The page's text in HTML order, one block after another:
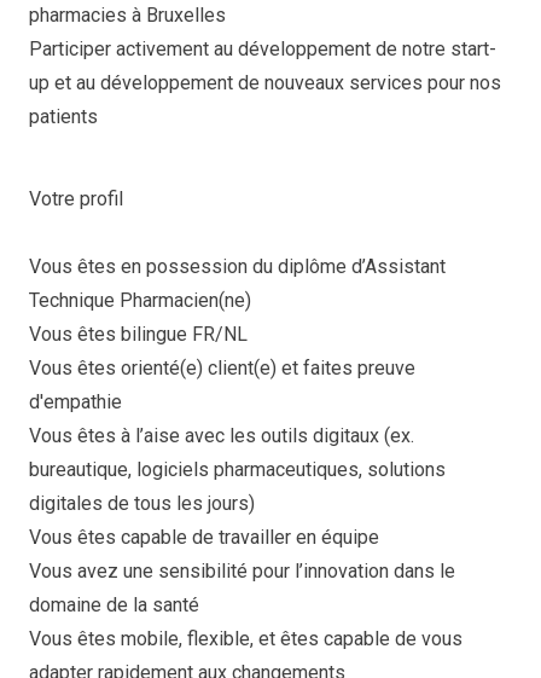
pharmacies à Bruxelles
Participer activement au développement de notre start-
up et au développement de nouveaux services pour nos
patients
Votre profil
Vous êtes en possession du diplôme d’Assistant
Technique Pharmacien(ne)
Vous êtes bilingue FR/NL
Vous êtes orienté(e) client(e) et faites preuve
d'empathie
Vous êtes à l’aise avec les outils digitaux (ex.
bureautique, logiciels pharmaceutiques, solutions
digitales de tous les jours)
Vous êtes capable de travailler en équipe
Vous avez une sensibilité pour l’innovation dans le
domaine de la santé
Vous êtes mobile, flexible, et êtes capable de vous
adapter rapidement aux changements